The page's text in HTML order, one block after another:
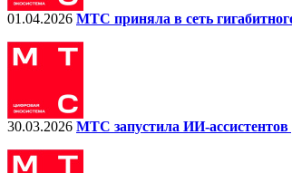
01.04.2026 МТС приняла в сеть
30.03.2026 МТС запустила ИИ-ассистентов